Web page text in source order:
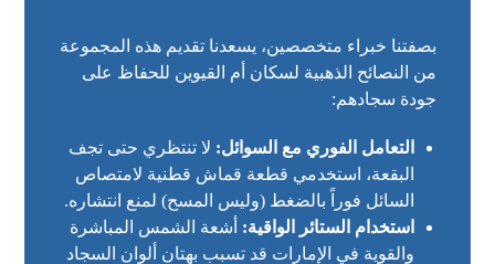
بصفتنا خبراء متخصصين، يسعدنا تقديم هذه المجموعة
من النصائح الذهبية لسكان أم القيوين للحفاظ على
جودة سجادهم:
التعامل الفوري مع السوائل: لا تنتظري حتى تجف
البقعة، استخدمي قطعة قماش قطنية لامتصاص
السائل فوراً بالضغط (وليس المسح) لمنع انتشاره.
استخدام الستائر الواقية: أشعة الشمس المباشرة
والقوية في الإمارات قد تسبب بهتان ألوان السجاد